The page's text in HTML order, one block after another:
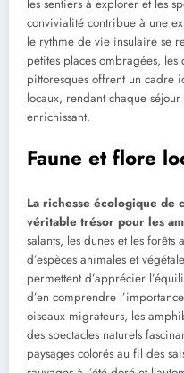
les sentiers à explorer et les
convivialité contribue à une
le rythme de vie insulaire se
petites places ombragées,
pittoresques offrent un cadre
locaux, rendant chaque
enrichissant.
Faune et flore
La richesse écologique de
véritable trésor pour les
salants, les dunes et les
d’espèces animales et
permettent d’apprécier
d’en comprendre
oiseaux migrateurs, les
des spectacles naturels
paysages colorés au fil des